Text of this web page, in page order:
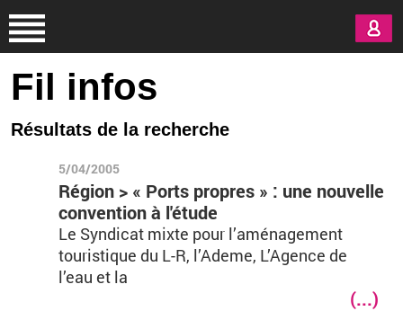
Fil infos
Résultats de la recherche
5/04/2005
Région > « Ports propres » : une nouvelle
convention à l'étude
Le Syndicat mixte pour l’aménagement
touristique du L-R, l’Ademe, L’Agence de
l’eau et la
(...)